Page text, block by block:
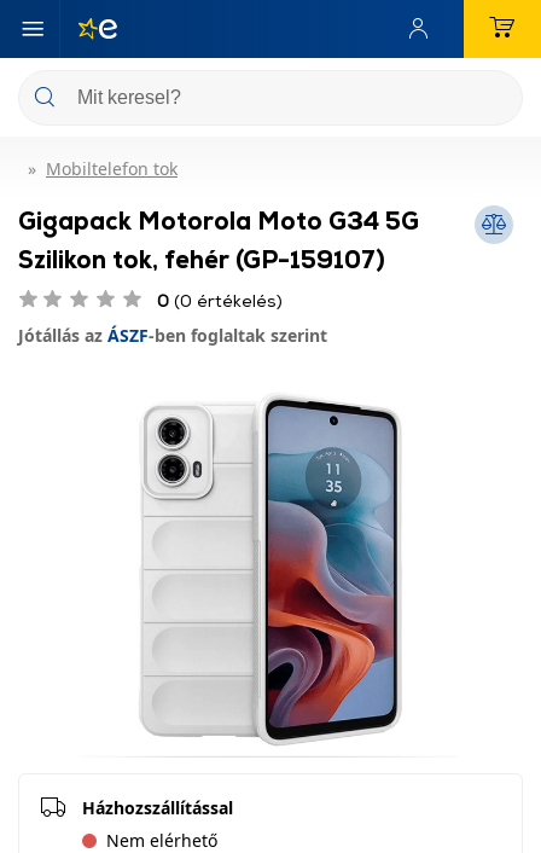
Mobiltelefon tok
Gigapack Motorola Moto G34 5G
Szilikon tok, fehér (GP-159107)
0 (0 értékelés)
Jótállás az ÁSZF-ben foglaltak szerint
Házhozszállítással
Nem elérhető